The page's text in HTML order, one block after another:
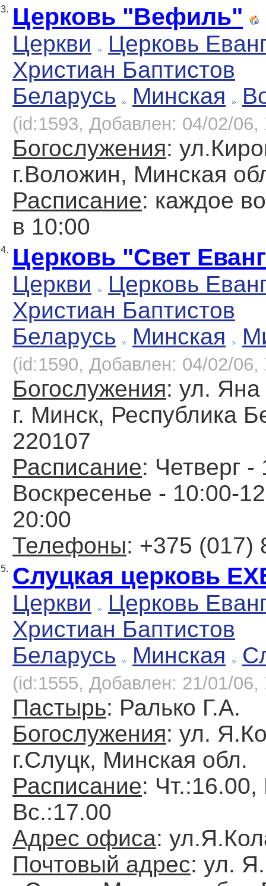
3. Церковь "Вефиль"
Церкви
Церковь
Христиан Баптистов
Беларусь
Минская
(id:1593, Добавлен: 04/02/06,
Богослужения:
г.Воложин, Минская
Расписание: каждое
в 10:00
4. Церковь "Свет
Церкви
Церковь
Христиан Баптистов
Беларусь
Минская
(id:1590, Добавлен: 04/02/06,
Богослужения: ул.
г. Минск, Республика
220107
Расписание: Четверг
Воскресенье - 10:00-
20:00
Телефоны: +375 (017)
5. Слуцкая церковь
Церкви
Церковь
Христиан Баптистов
Беларусь
Минская
(id:1555, Добавлен: 21/01/06,
Пастырь: Ралько Г.А.
Богослужения: ул.
г.Слуцк, Минская обл.
Расписание:
Вс.:17.00
Адрес офиса:
Почтовый адрес: ул.